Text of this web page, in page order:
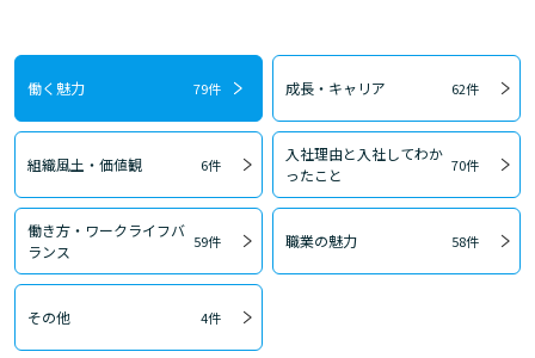
働く魅力 79件 成長・キャリア 62件
組織風土・価値観 6件
入社理由と入社してわか
ったこと
70件
働き方・ワークライフバ
ランス
59件 職業の魅力 58件
その他 4件